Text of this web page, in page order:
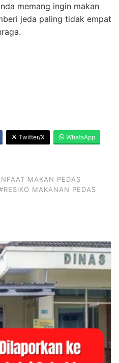
memang ingin makan
jeda paling tidak empat
Twitter/X WhatsApp
MAKAN PEDAS
MAKANAN PEDAS